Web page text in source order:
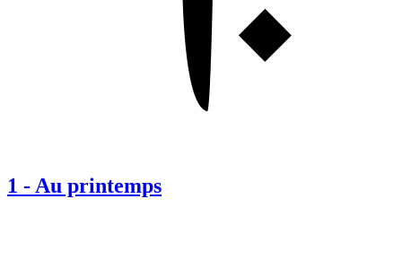
1 - Au printemps